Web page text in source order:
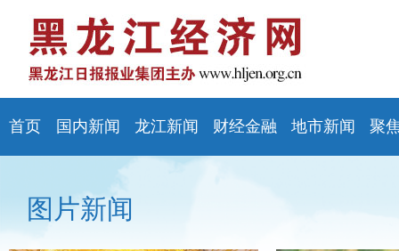
首页 国内新闻 龙江新闻 财经金融 地市新闻 聚
图片新闻